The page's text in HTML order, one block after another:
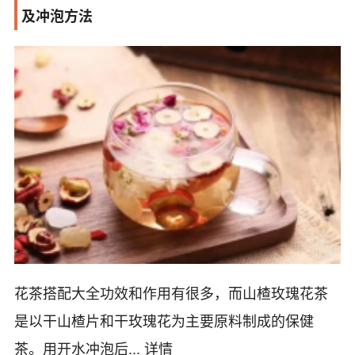
及冲泡方法
花茶搭配大全功效和作用有很多，而山楂玫瑰花茶
是以干山楂片和干玫瑰花为主要原料制成的保健
茶。用开水冲泡后... 详情